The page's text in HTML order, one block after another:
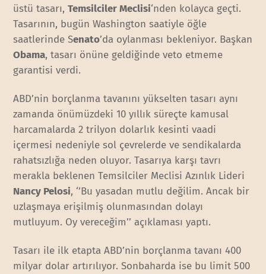
üstü tasarı,Temsilciler Meclisi‘nden kolayca geçti.
Tasarının, bugün Washington saatiyle öğle
saatlerinde Senato’da oylanması bekleniyor. Başkan
Obama, tasarı önüne geldiğinde veto etmeme
garantisi verdi.
ABD’nin borçlanma tavanını yükselten tasarı aynı
zamanda önümüzdeki 10 yıllık süreçte kamusal
harcamalarda 2 trilyon dolarlık kesinti vaadi
içermesi nedeniyle sol çevrelerde ve sendikalarda
rahatsızlığa neden oluyor. Tasarıya karşı tavrı
merakla beklenen Temsilciler Meclisi Azınlık Lideri
Nancy Pelosi, ‘’Bu yasadan mutlu değilim. Ancak bir
uzlaşmaya erişilmiş olunmasından dolayı
mutluyum. Oy vereceğim’’ açıklaması yaptı.
Tasarı ile ilk etapta ABD’nin borçlanma tavanı 400
milyar dolar artırılıyor. Sonbaharda ise bu limit 500